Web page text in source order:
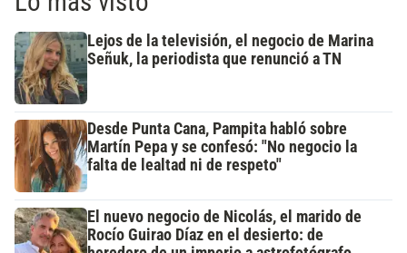
Lejos de la televisión, el negocio de Marina
Señuk, la periodista que renunció a TN
Desde Punta Cana, Pampita habló sobre
Martín Pepa y se confesó: "No negocio la
falta de lealtad ni de respeto"
El nuevo negocio de Nicolás, el marido de
Rocío Guirao Díaz en el desierto: de